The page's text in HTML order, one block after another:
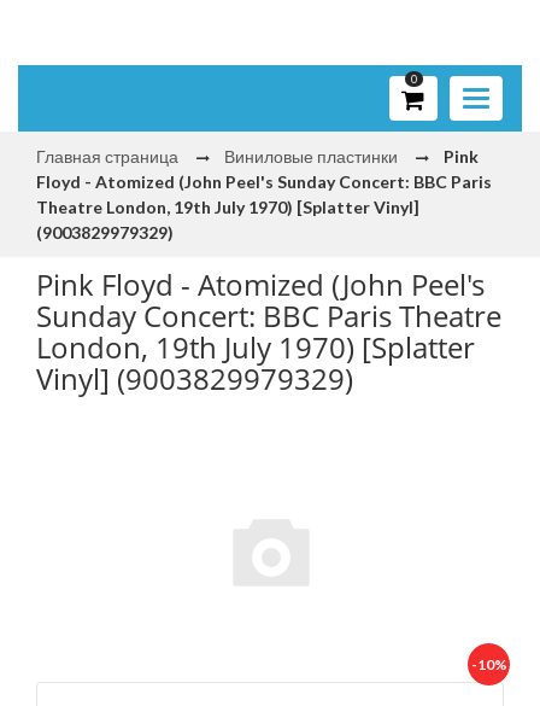
Toggle
0
Главная страница Виниловые пластинки
Pink
Floyd - Atomized (John Peel's Sunday Concert: BBC Paris
Theatre London, 19th July 1970) [Splatter Vinyl]
(9003829979329)
Pink Floyd - Atomized (John Peel's
Sunday Concert: BBC Paris Theatre
London, 19th July 1970) [Splatter
Vinyl] (9003829979329)
-10%